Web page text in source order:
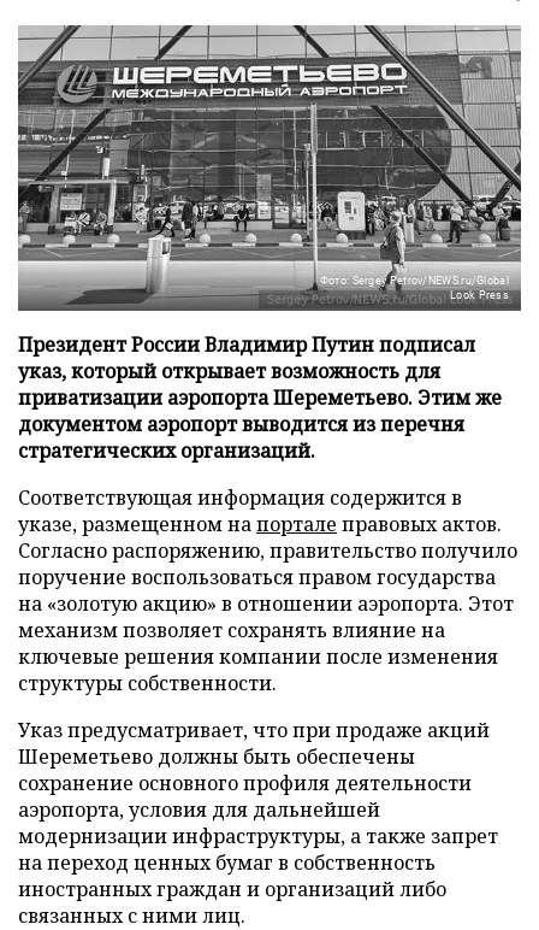
Фото: Sergey Petrov/NEWS.ru/Global
Look Press
Президент России Владимир Путин подписал
указ, который открывает возможность для
приватизации аэропорта Шереметьево. Этим же
документом аэропорт выводится из перечня
стратегических организаций.
Соответствующая информация содержится в
указе, размещенном напортале правовых актов.
Согласно распоряжению, правительство получило
поручение воспользоваться правом государства
на «золотую акцию» в отношении аэропорта. Этот
механизм позволяет сохранять влияние на
ключевые решения компании после изменения
структуры собственности.
Указ предусматривает, что при продаже акций
Шереметьево должны быть обеспечены
сохранение основного профиля деятельности
аэропорта, условия для дальнейшей
модернизации инфраструктуры, а также запрет
на переход ценных бумаг в собственность
иностранных граждан и организаций либо
связанных с ними лиц.